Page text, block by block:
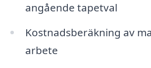
angående tapetval
Kostnadsberäkning av
arbete